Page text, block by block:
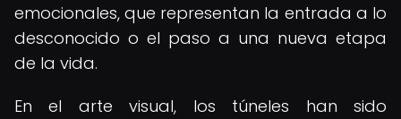
emocionales, que representan la entrada a lo
desconocido o el paso a una nueva etapa
de la vida.
En el arte visual, los túneles han sido